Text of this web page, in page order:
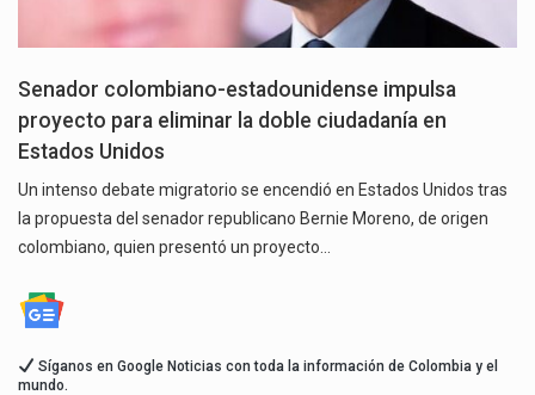
Senador colombiano-estadounidense impulsa
proyecto para eliminar la doble ciudadanía en
Estados Unidos
Un intenso debate migratorio se encendió en Estados Unidos tras
la propuesta del senador republicano Bernie Moreno, de origen
colombiano, quien presentó un proyecto…
Síganos en Google Noticias con toda la información de Colombia y el
mundo.